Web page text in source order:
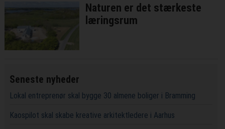
Naturen er det stærkeste
læringsrum
Seneste nyheder
Lokal entreprenør skal bygge 30 almene boliger i Bramming
Kaospilot skal skabe kreative arkitektledere i Aarhus